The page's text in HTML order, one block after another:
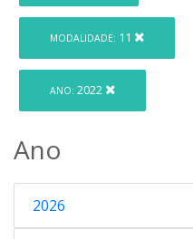
MODALIDADE: 11
ANO: 2022
Ano
2026